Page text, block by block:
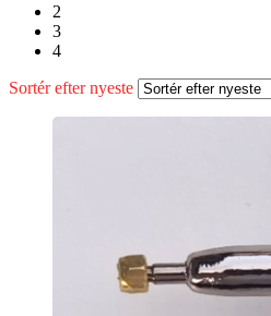
2
3
4
Sortér efter nyeste